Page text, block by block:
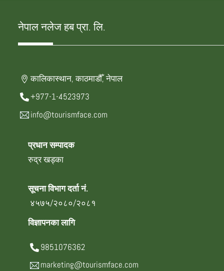
नेपाल नलेज हब प्रा. लि.
कालिकास्थान, काठमाडौँ, नेपाल
+977-1-4523973
info@tourismface.com
प्रधान सम्पादक
रुद्र खड्का
सूचना विभाग दर्ता नं.
४५७५/२०८०/२०८१
विज्ञापनका लागि
9851076362
marketing@tourismface.com